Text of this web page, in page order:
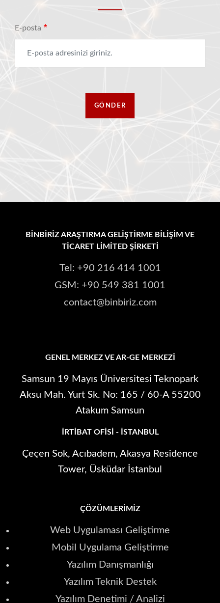
E-posta
BİNBİRİZ ARAŞTIRMA GELİŞTİRME BİLİŞİM VE
TİCARET LİMİTED ŞİRKETİ
Tel: +90 216 414 1001
GSM: +90 549 381 1001
contact@binbiriz.com
GENEL MERKEZ VE AR-GE MERKEZI
Samsun 19 Mayıs Üniversitesi Teknopark
Aksu Mah. Yurt Sk. No: 165 / 60-A 55200
Atakum Samsun
İRTIBAT OFISI - İSTANBUL
Çeçen Sok, Acıbadem, Akasya Residence
Tower, Üsküdar İstanbul
ÇÖZÜMLERIMIZ
Web Uygulaması Geliştirme
Mobil Uygulama Geliştirme
Yazılım Danışmanlığı
Yazılım Teknik Destek
Yazılım Denetimi / Analizi